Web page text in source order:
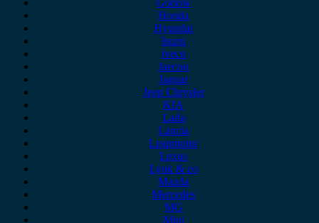
Gonow
Honda
Hyundai
Isuzu
iveco
Jaecoo
Jaguar
Jeep Chrysler
KIA
Lada
Lancia
Leapmotor
Lexus
Lynk & co
Mazda
Mercedes
MG
Mini